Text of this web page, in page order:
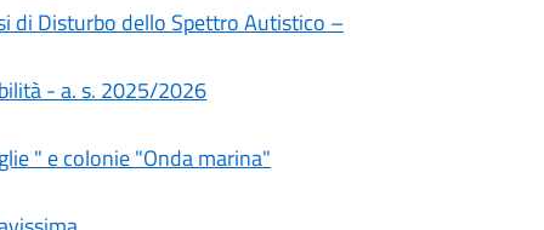
di Disturbo dello Spettro Autistico –
- a. s. 2025/2026
" e colonie "Onda marina"